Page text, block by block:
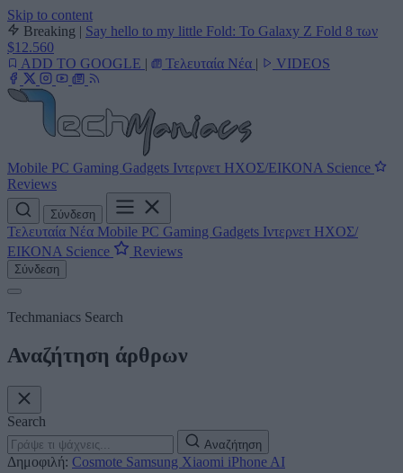
Skip to content
Breaking | Say hello to my little Fold: Το Galaxy Z Fold 8 των
$12.560
ADD TO GOOGLE | Τελευταία Νέα | VIDEOS
Mobile PC Gaming Gadgets Ιντερνετ ΗΧΟΣ/ΕΙΚΟΝΑ Science
Reviews
Σύνδεση
Τελευταία Νέα Mobile PC Gaming Gadgets Ιντερνετ ΗΧΟΣ/
ΕΙΚΟΝΑ Science Reviews
Σύνδεση
Techmaniacs Search
Αναζήτηση άρθρων
Search
Αναζήτηση
Δημοφιλή: Cosmote Samsung Xiaomi iPhone AI